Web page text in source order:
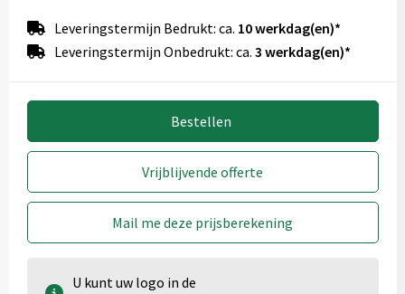
Leveringstermijn Bedrukt: ca. 10 werkdag(en)*
Leveringstermijn Onbedrukt: ca. 3 werkdag(en)*
Bestellen
Vrijblijvende offerte
Mail me deze prijsberekening
U kunt uw logo in de